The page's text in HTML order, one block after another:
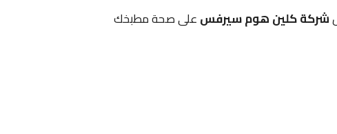
شركة كلين هوم سيرفسعلى صحة مطبخك